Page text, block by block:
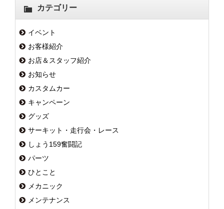
カテゴリー
イベント
お客様紹介
お店＆スタッフ紹介
お知らせ
カスタムカー
キャンペーン
グッズ
サーキット・走行会・レース
しょう159奮闘記
パーツ
ひとこと
メカニック
メンテナンス